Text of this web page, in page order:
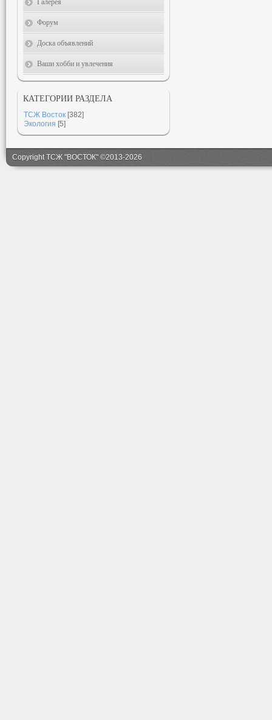
Галерея
Форум
Доска объявлений
Ваши хобби и увлечения
КАТЕГОРИИ РАЗДЕЛА
ТСЖ Восток [382]
Экология [5]
Copyright ТСЖ "ВОСТОК" ©2013-2026